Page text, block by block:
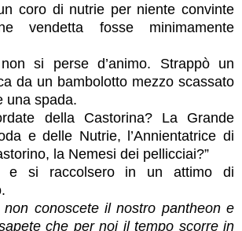
coro di nutrie per niente convinte
vendetta fosse minimamente
si perse d’animo. Strappò un
da un bambolotto mezzo scassato
una spada.
della Castorina? La Grande
e delle Nutrie, l’Annientatrice di
la Nemesi dei pellicciai?”
e si raccolsero in un attimo di
conoscete il nostro pantheon e
che per noi il tempo scorre in